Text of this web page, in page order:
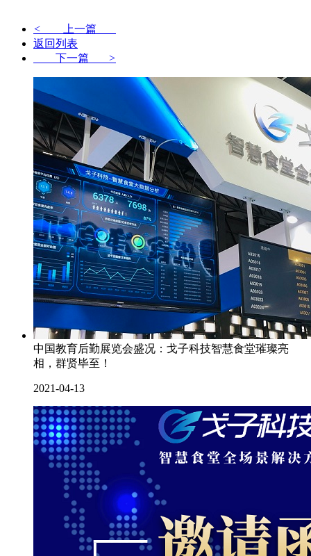
< 上一篇
返回列表
下一篇 >
中国教育后勤展览会盛况：戈子科技智慧食堂璀璨亮
相，群贤毕至！
2021-04-13